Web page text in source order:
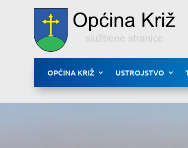
OPĆINA KRIŽ USTROJSTVO